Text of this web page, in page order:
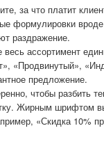
за что платит
формулировки
раздражение.
весь ассортимент
«Продвинутый»,
предложение.
чтобы разбить
Жирным шрифтом
«Скидка 10%